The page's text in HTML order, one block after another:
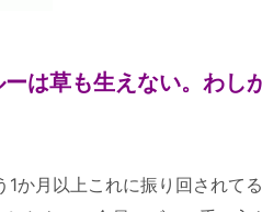
は草も生えない。わし
か月以上これに振り回されて